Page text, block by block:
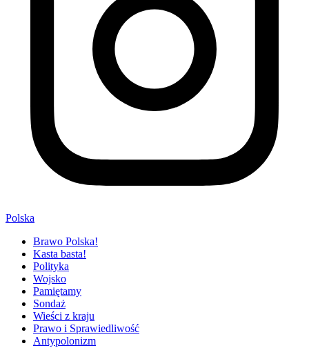
Polska
Brawo Polska!
Kasta basta!
Polityka
Wojsko
Pamiętamy
Sondaż
Wieści z kraju
Prawo i Sprawiedliwość
Antypolonizm